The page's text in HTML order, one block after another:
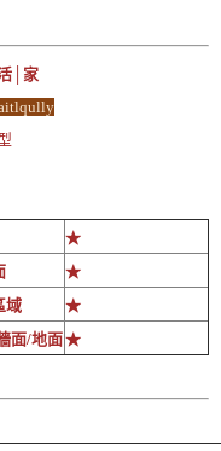
│家
★
★
域
★
面/地面★